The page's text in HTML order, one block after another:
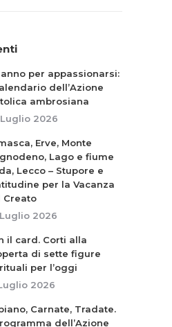
anno per appassionarsi:
dell’Azione
ambrosiana
2026
Erve, Monte
Lago e fiume
Lecco – Stupore e
per la Vacanza
Creato
2026
il card. Corti alla
di sette figure
per l’oggi
2026
Carnate, Tradate.
dell’Azione